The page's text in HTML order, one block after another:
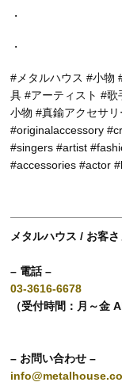
・
・
#メタルハウス #小物
具 #アーティスト #
小物 #真鍮アクセサ
#originalaccessory
#singers #artist
#accessories #actor
メタルハウス / お客
– 電話 –
03-3616-6678
（受付時間：月～金
– お問い合わせ –